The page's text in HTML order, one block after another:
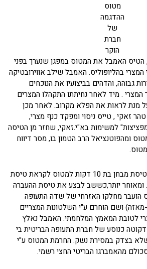
מטוס
ההדגמה
של
חברת
הוקר
האמבל את המטוס במפגן שנערך בפני
בהליופוליס. האמבל שילב אווירובטיקה
גבוהה, והדהים בביצועיו את הנוכחים
המצרי . מיד לאחר נחיתתו התקהלו המצרים
מנת לראות את הפלא מקרוב. לאחר מכן
זאקי , טייס ניסוי ומפקד כנף מצרי,
למשימות בא"י.זאקי, שחזר מן הטיסה
ומהפוטנציאל הרב הטמון בו, מסר דיווח
ב-27 לאפריל ביצע ביל טיסת מבחן בת 10 דקות למטוס לקראת טיסת
ומאוחר יותר,כששב לבצע את טיסת ההעברה
הועבר מחלקו האזרחי של שדה התעופה
ושם הוחרם ע"י השלטונות המצריים
לטובת המאמץ המלחמתי. האמבל נאלץ
כנוסע של חברת התעופה הבריטית בי
בצדק במסירת נשק. החרמת המטוס ע"י
מהאמברגו הבריטי החצי רשמי.